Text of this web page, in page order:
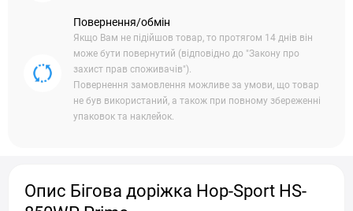
Повернення/обмін
Якщо Вам не підійшов товар, то протягом 14 днів він
може бути повернутий (відповідно до "Закону про
захист прав споживачів").
Повернення замовлення можливе за умови, що товар
не був використаний, а також при повному збереженні
упаковок та наклейок.
Опис Бігова доріжка Hop-Sport HS-